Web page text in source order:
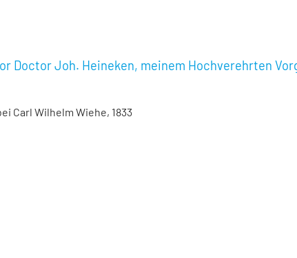
Doctor Joh. Heineken, meinem Hochverehrten
Carl Wilhelm Wiehe, 1833